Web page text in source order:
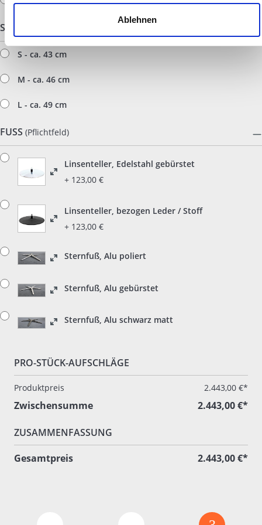
können und die Zugriffe auf unsere Website zu analysieren.
Außerdem geben wir Informationen zu Ihrer Verwendung
unserer Website an unsere Partner für soziale Medien,
Werbung und Analysen weiter. Unsere Partner führen diese
zusammen, die Sie ihnen bereitgestellt haben oder die sie
Ablehnen
SITZHÖHE
S - ca. 43 cm
M - ca. 46 cm
L - ca. 49 cm
FUSS (Pflichtfeld)
Linsenteller, Edelstahl gebürstet
+ 123,00 €
Linsenteller, bezogen Leder / Stoff
+ 123,00 €
Sternfuß, Alu poliert
Sternfuß, Alu gebürstet
Sternfuß, Alu schwarz matt
PRO-STÜCK-AUFSCHLÄGE
Produktpreis 2.443,00 €*
Zwischensumme 2.443,00 €*
ZUSAMMENFASSUNG
Gesamtpreis
2.443,00 €*